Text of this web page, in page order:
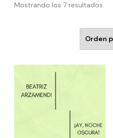
Mostrando los 7 resultados